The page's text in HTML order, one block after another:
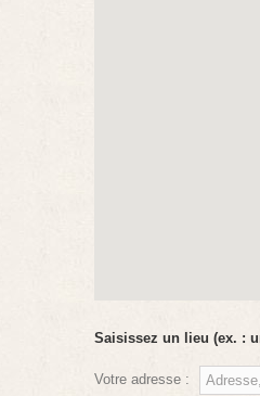
Saisissez un lieu (ex. :
Votre adresse :